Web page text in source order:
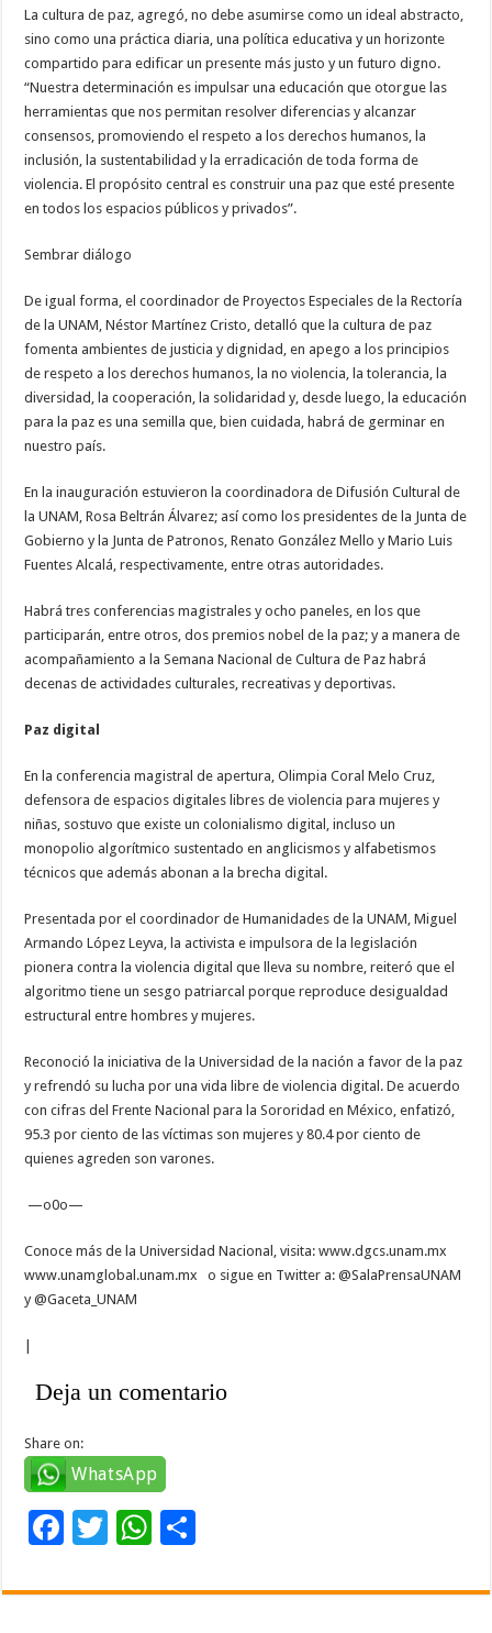
La cultura de paz, agregó, no debe asumirse como un ideal abstracto,
sino como una práctica diaria, una política educativa y un horizonte
compartido para edificar un presente más justo y un futuro digno.
“Nuestra determinación es impulsar una educación que otorgue las
herramientas que nos permitan resolver diferencias y alcanzar
consensos, promoviendo el respeto a los derechos humanos, la
inclusión, la sustentabilidad y la erradicación de toda forma de
violencia. El propósito central es construir una paz que esté presente
en todos los espacios públicos y privados”.
Sembrar diálogo
De igual forma, el coordinador de Proyectos Especiales de la Rectoría
de la UNAM, Néstor Martínez Cristo, detalló que la cultura de paz
fomenta ambientes de justicia y dignidad, en apego a los principios
de respeto a los derechos humanos, la no violencia, la tolerancia, la
diversidad, la cooperación, la solidaridad y, desde luego, la educación
para la paz es una semilla que, bien cuidada, habrá de germinar en
nuestro país.
En la inauguración estuvieron la coordinadora de Difusión Cultural de
la UNAM, Rosa Beltrán Álvarez; así como los presidentes de la Junta de
Gobierno y la Junta de Patronos, Renato González Mello y Mario Luis
Fuentes Alcalá, respectivamente, entre otras autoridades.
Habrá tres conferencias magistrales y ocho paneles, en los que
participarán, entre otros, dos premios nobel de la paz; y a manera de
acompañamiento a la Semana Nacional de Cultura de Paz habrá
decenas de actividades culturales, recreativas y deportivas.
Paz digital
En la conferencia magistral de apertura, Olimpia Coral Melo Cruz,
defensora de espacios digitales libres de violencia para mujeres y
niñas, sostuvo que existe un colonialismo digital, incluso un
monopolio algorítmico sustentado en anglicismos y alfabetismos
técnicos que además abonan a la brecha digital.
Presentada por el coordinador de Humanidades de la UNAM, Miguel
Armando López Leyva, la activista e impulsora de la legislación
pionera contra la violencia digital que lleva su nombre, reiteró que el
algoritmo tiene un sesgo patriarcal porque reproduce desigualdad
estructural entre hombres y mujeres.
Reconoció la iniciativa de la Universidad de la nación a favor de la paz
y refrendó su lucha por una vida libre de violencia digital. De acuerdo
con cifras del Frente Nacional para la Sororidad en México, enfatizó,
95.3 por ciento de las víctimas son mujeres y 80.4 por ciento de
quienes agreden son varones.
—o0o—
Conoce más de la Universidad Nacional, visita: www.dgcs.unam.mx
www.unamglobal.unam.mx o sigue en Twitter a: @SalaPrensaUNAM
y @Gaceta_UNAM
Deja un comentario
Share on:
WhatsApp
F
e
T
tt
W
at m